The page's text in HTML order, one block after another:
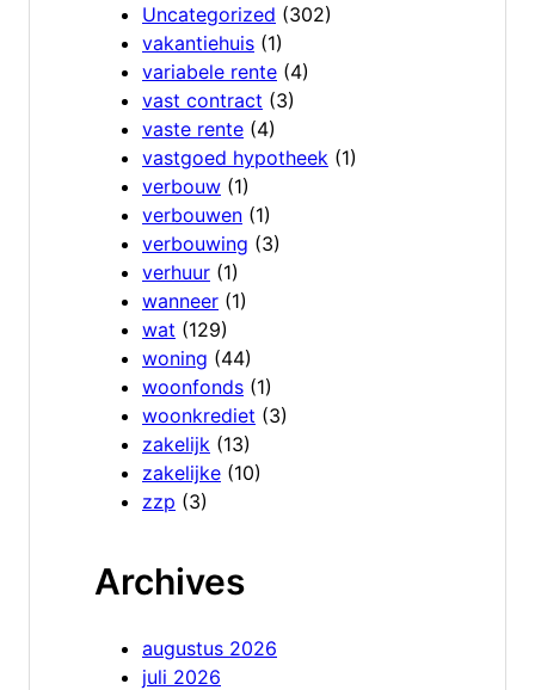
Uncategorized (302)
vakantiehuis (1)
variabele rente (4)
vast contract (3)
vaste rente (4)
vastgoed hypotheek (1)
verbouw (1)
verbouwen (1)
verbouwing (3)
verhuur (1)
wanneer (1)
wat (129)
woning (44)
woonfonds (1)
woonkrediet (3)
zakelijk (13)
zakelijke (10)
zzp (3)
Archives
augustus 2026
juli 2026